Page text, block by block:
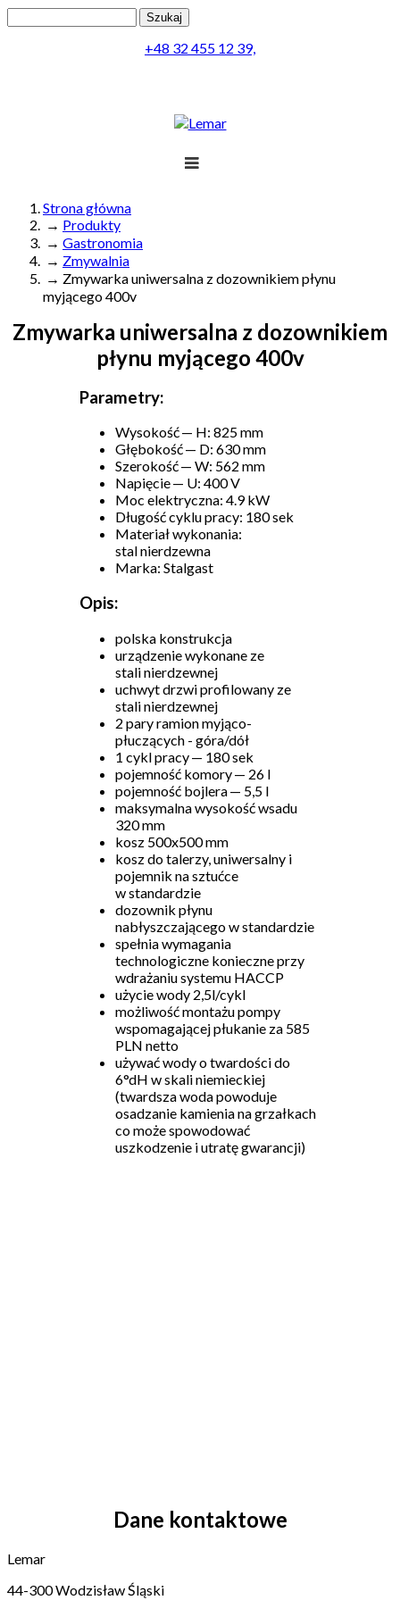
Formularz wyszukiwania
+48 32 455 12 39,
Realizacja
Obsługa
Jesteś tutaj
Strona główna
→ Produkty
→ Gastronomia
→ Zmywalnia
→ Zmywarka uniwersalna z dozownikiem płynu
myjącego 400v
Zmywarka uniwersalna z dozownikiem
płynu myjącego 400v
Parametry:
Wysokość — H: 825 mm
Głębokość — D: 630 mm
Szerokość — W: 562 mm
Napięcie — U: 400 V
Moc elektryczna: 4.9 kW
Długość cyklu pracy: 180 sek
Materiał wykonania:
stal nierdzewna
Marka: Stalgast
Opis:
polska konstrukcja
urządzenie wykonane ze
stali nierdzewnej
uchwyt drzwi profilowany ze
stali nierdzewnej
2 pary ramion myjąco-
płuczących - góra/dół
1 cykl pracy — 180 sek
pojemność komory — 26 l
pojemność bojlera — 5,5 l
maksymalna wysokość wsadu
320 mm
kosz 500x500 mm
kosz do talerzy, uniwersalny i
pojemnik na sztućce
w standardzie
dozownik płynu
nabłyszczającego w standardzie
spełnia wymagania
technologiczne konieczne przy
wdrażaniu systemu HACCP
użycie wody 2,5l/cykl
możliwość montażu pompy
wspomagającej płukanie za 585
PLN netto
używać wody o twardości do
6°dH w skali niemieckiej
(twardsza woda powoduje
osadzanie kamienia na grzałkach
co może spowodować
uszkodzenie i utratę gwarancji)
Dane kontaktowe
Lemar
44-300 Wodzisław Śląski